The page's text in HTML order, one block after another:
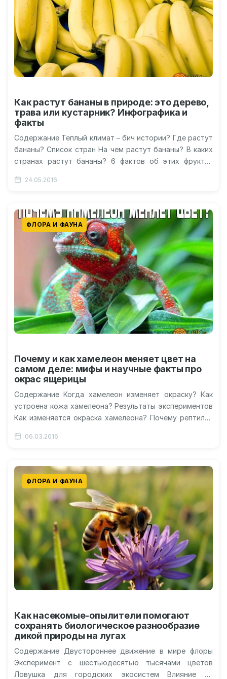
Как растут бананы в природе: это дерево,
трава или кустарник? Инфографика и
факты
Содержание Теплый климат – бич истории? Где растут
бананы? Список стран На чем растут бананы? В каких
странах растут бананы? 6 фактов об этих фруктах
24.05.2016
ФЛОРА И ФАУНА
Почему и как хамелеон меняет цвет на
самом деле: мифы и научные факты про
окрас ящерицы
Содержание Когда хамелеон изменяет окраску? Как
устроена кожа хамелеона? Результаты экспериментов
Как изменяется окраска хамелеона? Почему рептилия
хамелеоне…
06.03.2016
ФЛОРА И ФАУНА
Как насекомые-опылители помогают
сохранять биологическое разнообразие
дикой природы на лугах
Содержание Двустороннее движение в мире флоры
Эксперимент с шестьюдесятью тысячами цветов
Ловушка для городских экосистем Влияние на